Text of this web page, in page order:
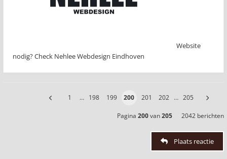
Website
nodig? Check Nehlee Webdesign Eindhoven
1 … 198 199 200 201 202 … 205
Pagina 200van205 2042 berichten
Plaats reactie